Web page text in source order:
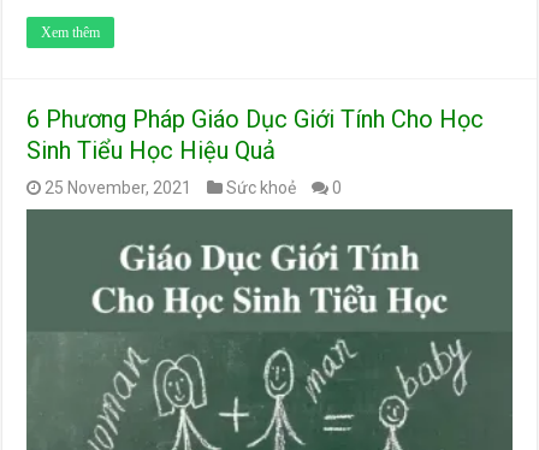
Xem thêm
6 Phương Pháp Giáo Dục Giới Tính Cho Học
Sinh Tiểu Học Hiệu Quả
25 November, 2021 Sức khoẻ 0